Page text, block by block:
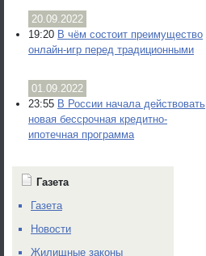
20.09.2022
19:20 В чём состоит преимущество
онлайн-игр перед традиционными
01.09.2022
23:55 В России начала действовать
новая бессрочная кредитно-
ипотечная программа
Газета
Газета
Новости
Жилищные законы